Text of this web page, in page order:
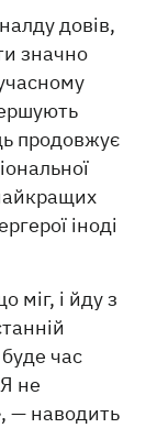
довів,
значно
продовжує
іноді
міг, і йду з
час
не
— наводить